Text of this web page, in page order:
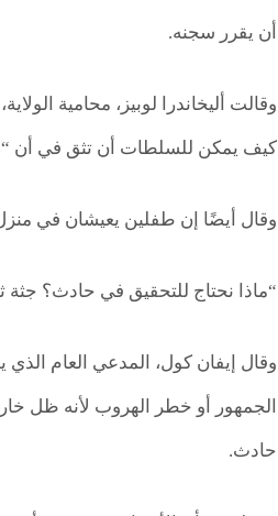
أن يقرر سجنه.
وقالت أليخاندرا لوبيز، محامية
كيف يمكن للسلطات أن تثق في أن
وقال أيضًا إن طفلين يعيشان في
“ماذا نحتاج للتحقيق في حادث؟ جثة
وقال إيفان كول، المدعي العام
الجمهور أو خطر الهروب لأنه ظل
حادث.